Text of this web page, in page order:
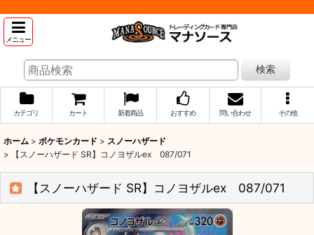
メニュー
検索
カテゴリ カート 新着商品 おすすめ 問い合わせ その他
ホーム > ポケモンカード > スノーハザード
>
【スノーハザード SR】コノヨザルex 087/071
【スノーハザード SR】コノヨザルex 087/071